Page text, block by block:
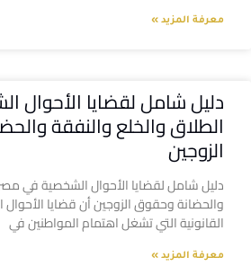
معرفة المزيد »
دليل شامل لقضايا الأحوال
الطلاق والخلع والنفقة
الزوجين
دليل شامل لقضايا الأحوال الشخصية في
والحضانة وحقوق الزوجين أن قضايا
القانونية التي تشغل اهتمام المواطنين في
معرفة المزيد »